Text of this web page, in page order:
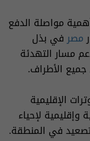
مواصلة الدفع
مصرفي بذل
مسار التهدئة
الأطراف.
الإقليمية
لإحياء
في المنطقة.